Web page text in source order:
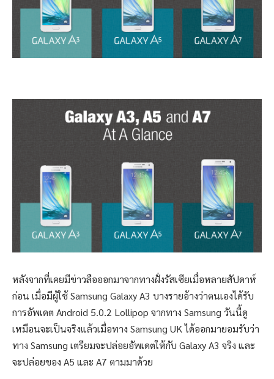
หลังจากที่เคยมีข่าวลือออกมาจากทางฝั่งรัสเซียเมื่อหลายสัปดาห์
ก่อน เมื่อมีผู้ใช้ Samsung Galaxy A3 บางรายอ้างว่าตนเองได้รับ
การอัพเดต Android 5.0.2 Lollipop จากทาง Samsung วันนี้ดู
เหมือนจะเป็นจริงแล้วเมื่อทาง Samsung UK ได้ออกมายอมรับว่า
ทาง Samsung เตรียมจะปล่อยอัพเดตให้กับ Galaxy A3 จริง และ
จะปล่อยของ A5 และ A7 ตามมาด้วย